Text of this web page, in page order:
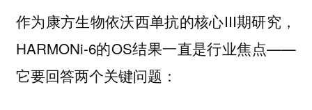
作为康方生物依沃西单抗的核心III期研究，
HARMONi-6的OS结果一直是行业焦点——
它要回答两个关键问题：